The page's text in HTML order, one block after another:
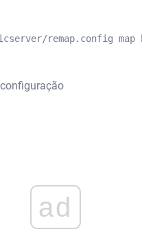
remap.config
ad